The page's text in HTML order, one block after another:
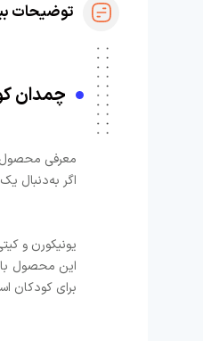
توضیحات
چمدان کودک
معرفی
اگر به‌دنبال
یونیکورن و کیتی سایز20 اینچ(کابین سایز)
این محصول
برای کودکان